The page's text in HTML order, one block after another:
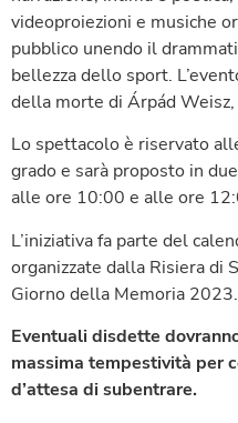
videoproiezioni e musiche
pubblico unendo il
bellezza dello sport.
della morte di Árpád
Lo spettacolo è riservato
grado e sarà proposto in
alle ore 10:00 e alle ore
L’iniziativa fa parte del
organizzate dalla Risiera di
Giorno della Memoria 2023.
Eventuali disdette
massima tempestività per
d’attesa di subentrare.